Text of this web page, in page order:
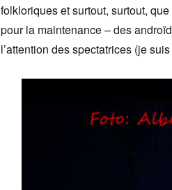
folkloriques et surtout, surtout,
pour la maintenance – des
l’attention des spectatrices (je